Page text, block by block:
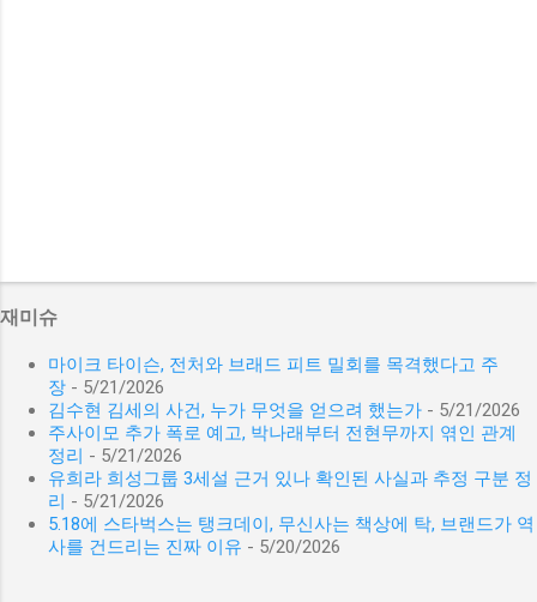
재미슈
마이크 타이슨, 전처와 브래드 피트 밀회를 목격했다고 주
장 - 5/21/2026
김수현 김세의 사건, 누가 무엇을 얻으려 했는가 - 5/21/2026
주사이모 추가 폭로 예고, 박나래부터 전현무까지 엮인 관계
정리 - 5/21/2026
유희라 희성그룹 3세설 근거 있나 확인된 사실과 추정 구분 정
리 - 5/21/2026
5.18에 스타벅스는 탱크데이, 무신사는 책상에 탁, 브랜드가 역
사를 건드리는 진짜 이유 - 5/20/2026